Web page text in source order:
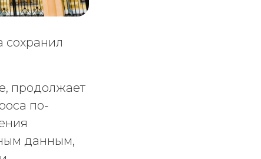
сохранил
продолжает
по-
данным,